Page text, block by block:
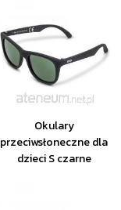
Okulary
przeciwsłoneczne dla
dzieci S czarne